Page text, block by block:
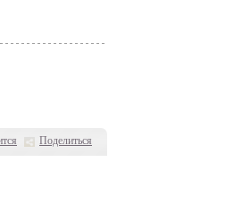
Поделиться